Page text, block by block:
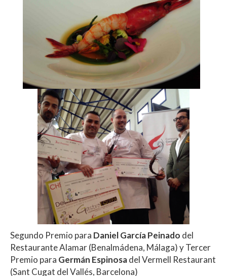
Segundo Premio para Daniel García Peinado del
Restaurante Alamar (Benalmádena, Málaga) y Tercer
Premio para Germán Espinosadel Vermell Restaurant
(Sant Cugat del Vallés, Barcelona)